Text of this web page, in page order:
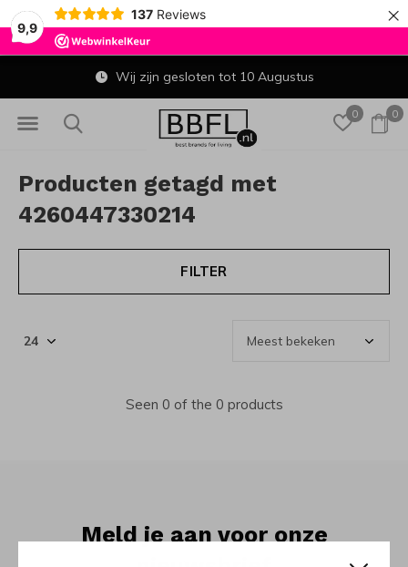
9,9
137 Reviews ×
0 0
Wij zijn gesloten tot 10 Augustus
Producten getagd met
4260447330214
FILTER
Seen 0 of the 0 products
Meld je aan voor onze